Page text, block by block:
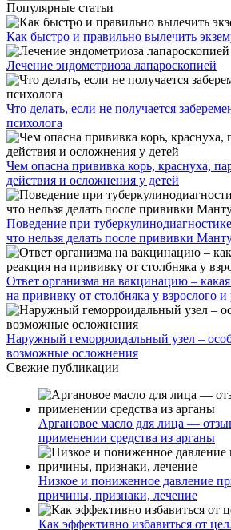
Популярные статьи
Как быстро и правильно вылечить
Лечение эндометриоза лапароскопией
Что делать, если не получается
психолога
Чем опасна прививка корь, краснуха,
действия и осложнения у детей
Поведение при
что нельзя делать после прививки
Ответ организма на вакцинацию –
на прививку от столбняка у взрослого и
Наружный геморроидальный узел –
возможные осложнения
Свежие публикации
Аргановое масло для лица —
применении средства из арганы
Низкое и пониженное давление
причины, признаки, лечение
Как эффективно избавиться от